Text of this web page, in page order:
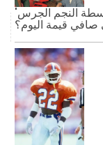
النجم الجرس'
صافي قيمة اليوم؟